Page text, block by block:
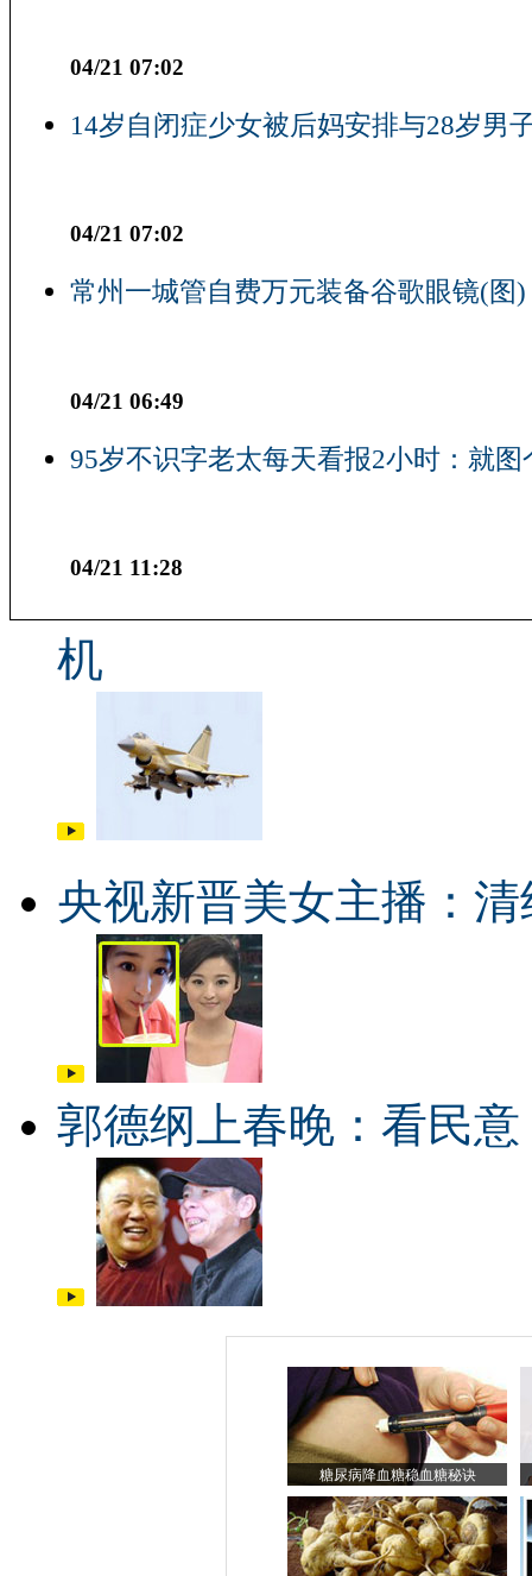
04/21 07:02
14岁自闭症少女被后妈安排与28岁男
04/21 07:02
常州一城管自费万元装备谷歌眼镜(图)
04/21 06:49
95岁不识字老太每天看报2小时：就图
04/21 11:28
机
央视新晋美女主播：清
郭德纲上春晚：看民意
糖尿病降血糖稳血糖秘诀